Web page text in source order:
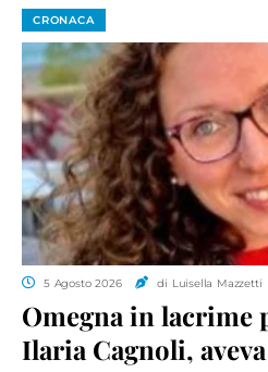
CRONACA
5 Agosto 2026 di Luisella Mazzetti
Omegna in lacrime
Ilaria Cagnoli,